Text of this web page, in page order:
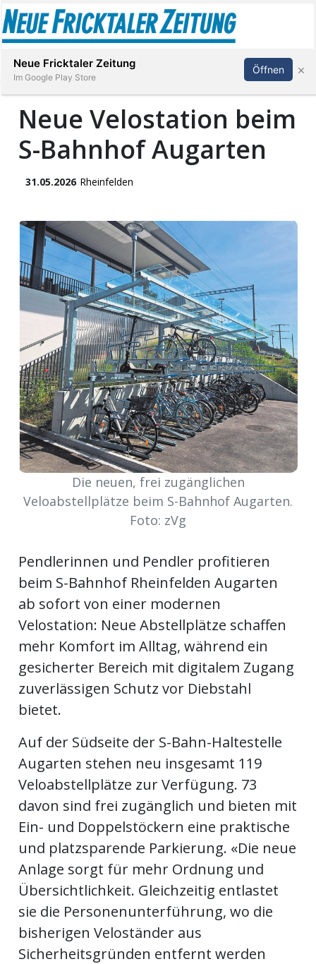
E-
Paper
App
Abonnieren Anmelden
Neue Velostation beim
S-Bahnhof Augarten
31.05.2026 Rheinfelden
Die neuen, frei zugänglichen
Veloabstellplätze beim S-Bahnhof Augarten.
Foto: zVg
Pendlerinnen und Pendler profitieren
beim S-Bahnhof Rheinfelden Augarten
ab sofort von einer modernen
Velostation: Neue Abstellplätze schaffen
mehr Komfort im Alltag, während ein
gesicherter Bereich mit digitalem Zugang
zuverlässigen Schutz vor Diebstahl
bietet.
Auf der Südseite der S-Bahn-Haltestelle
Augarten stehen neu insgesamt 119
Veloabstellplätze zur Verfügung. 73
davon sind frei zugänglich und bieten mit
Ein- und Doppelstöckern eine praktische
und platzsparende Parkierung. «Die neue
Anlage sorgt für mehr Ordnung und
Übersichtlichkeit. Gleichzeitig entlastet
sie die Personenunterführung, wo die
bisherigen Veloständer aus
Sicherheitsgründen entfernt werden
Neue Fricktaler Zeitung
Im Google Play Store
Öffnen ×